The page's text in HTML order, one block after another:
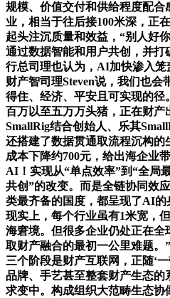
规模、价值交付和供给程度配
业，相当于往后接100米深，正
起头注沉质量和效益，“别人好
通过数据智能和用户共创，并
行总司理也认为，AI加快渗入笼
财产智司理Steven说，我们也
得住、经济、平安且可实现的
百万以至五万万头猪，正在财产
SmallRig结合创始人、乐其
还搭建了数据贯通取流程沉构
成本下降约700元，给出海企业
AI！实现从“单点效率”到“全局
共创”的改变。而是全链协同效
类最齐备的国度，都呈现了AI的
现实上，每个行业虽有1米宽，
海窘境。但很多企业仍处正在
取财产融合的最初一公里难题。
三个阶段是财产互联网，正随‘
品牌、手艺甚至整套财产生态的
求变中。构成组织大范畴生态